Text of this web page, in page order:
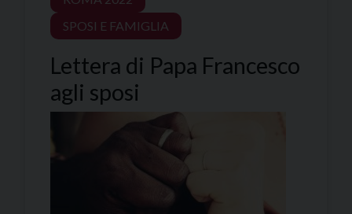
SPOSI E FAMIGLIA
Lettera di Papa Francesco
agli sposi